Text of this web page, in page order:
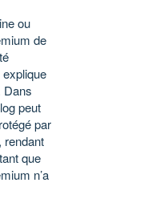
ou
de
Dans
peut
par
rendant
que
n’a